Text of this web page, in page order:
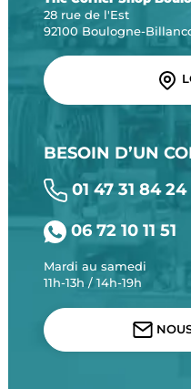
28 rue de l'Est
92100 Boulogne-
BESOIN D’UN
01 47 31 84 24
06 72 10 11 51
Mardi au samedi
11h-13h / 14h-19h